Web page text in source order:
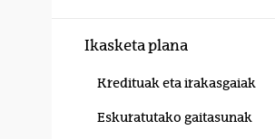
Ikasketa plana
Kredituak eta irakasgaiak
Eskuratutako gaitasunak